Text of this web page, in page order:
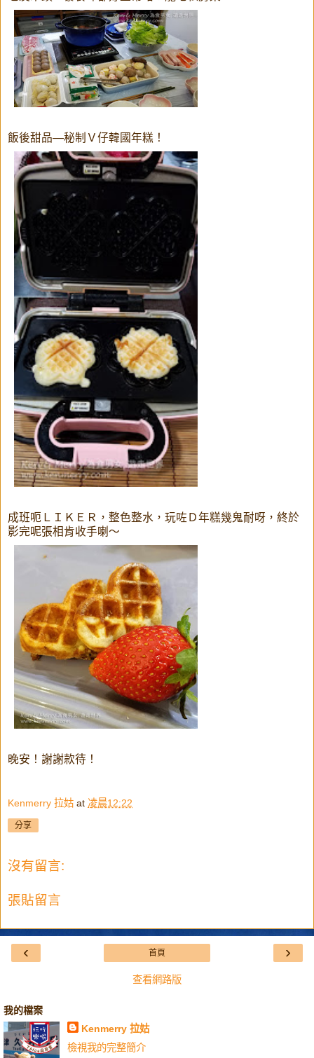
飯後甜品—秘制Ｖ仔韓國年糕！
成班呃ＬＩＫＥＲ，整色整水，玩咗Ｄ年糕幾鬼耐呀，終於
影完呢張相肯收手喇～
晚安！謝謝款待！
Kenmerry 拉姑 at 凌晨12:22
分享
沒有留言:
張貼留言
‹ ›
首頁
查看網路版
我的檔案
Kenmerry 拉姑
檢視我的完整簡介